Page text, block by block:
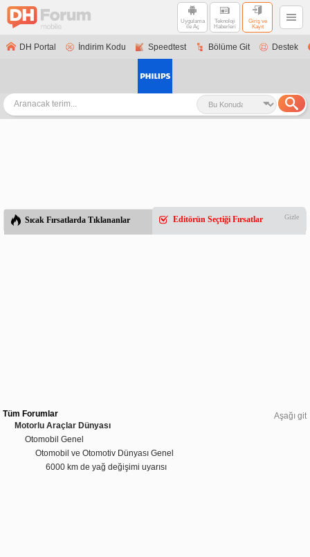
Uygulama
ile Aç
Teknoloji
Haberleri
Giriş ve
Kayıt
DH Portal İndirim Kodu Speedtest Bölüme Git Destek
Sıcak Fırsatlarda Tıklananlar Editörün Seçtiği Fırsatlar Gizle
Aşağı git
Tüm Forumlar
Motorlu Araçlar Dünyası
Otomobil Genel
Otomobil ve Otomotiv Dünyası Genel
6000 km de yağ değişimi uyarısı